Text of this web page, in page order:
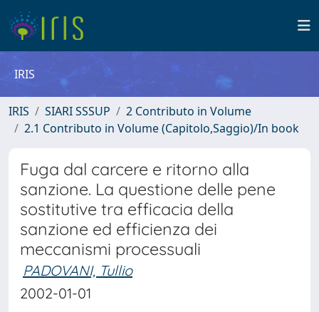
IRIS
IRIS SIARI SSSUP
2 Contributo in Volume
2.1 Contributo in Volume (Capitolo,Saggio)/In book
Fuga dal carcere e ritorno alla
sanzione. La questione delle pene
sostitutive tra efficacia della
sanzione ed efficienza dei
meccanismi processuali
PADOVANI, Tullio
2002-01-01